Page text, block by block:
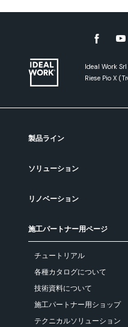
Ideal Work
Riese Pio X
製品ライン
ソリューション
リノベーション
施工パートナー用ページ
チュートリアル
各種カタログについて
技術資料について
施工パートナー用ショップ
テクニカルソリューション